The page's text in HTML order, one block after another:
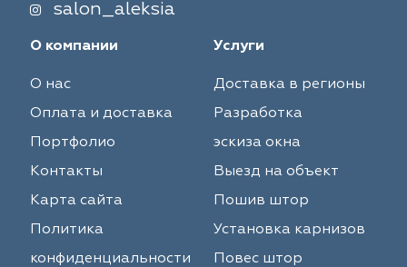
salon_aleksia
О компании
О нас
Оплата и доставка
Портфолио
Контакты
Карта сайта
Политика
конфиденциальности
Услуги
Доставка в регионы
Разработка
эскиза окна
Выезд на объект
Пошив штор
Установка карнизов
Повес штор